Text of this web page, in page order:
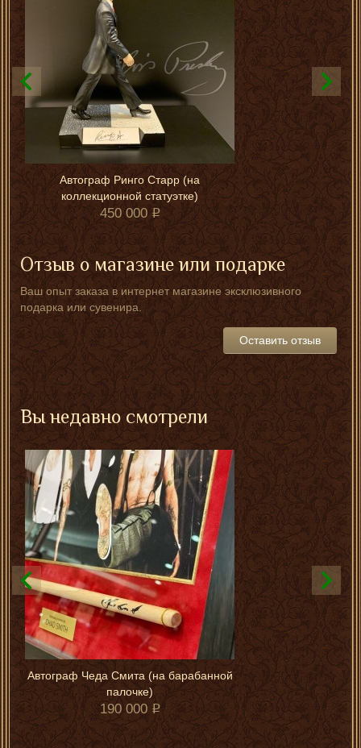
Автограф Ринго Старр (на
коллекционной статуэтке)
450 000
Отзыв о магазине или подарке
Ваш опыт заказа в интернет магазине эксклюзивного
подарка или сувенира.
Оставить отзыв
Вы недавно смотрели
Автограф Чеда Смита (на барабанной
палочке)
190 000